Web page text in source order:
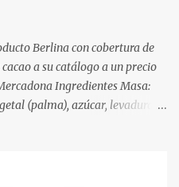
Berlina con cobertura de
a su catálogo a un precio
Ingredientes Masa:
(palma), azúcar, levadura,